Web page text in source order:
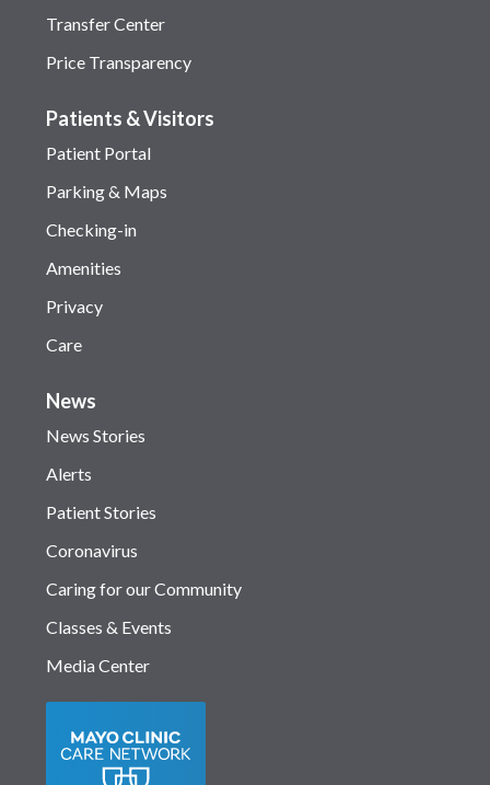
Transfer Center
Price Transparency
Patients & Visitors
Patient Portal
Parking & Maps
Checking-in
Amenities
Privacy
Care
News
News Stories
Alerts
Patient Stories
Coronavirus
Caring for our Community
Classes & Events
Media Center